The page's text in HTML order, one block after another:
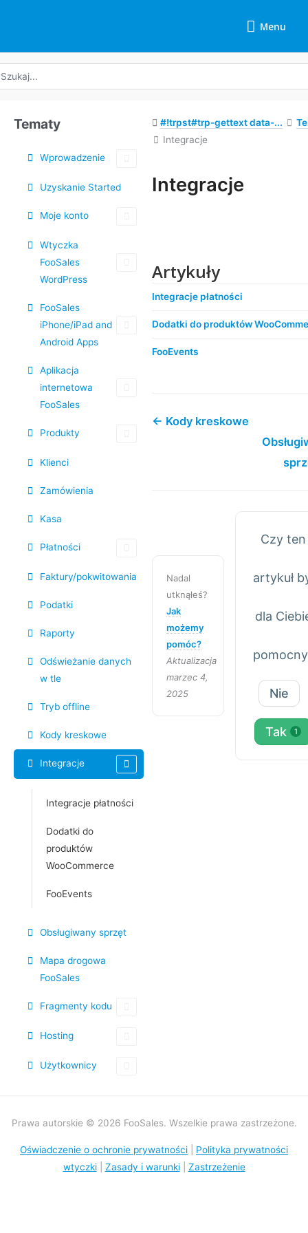
Menu
Menu
Tematy
Wprowadzenie
Uzyskanie Started
Moje konto
Wtyczka
FooSales
WordPress
FooSales
iPhone/iPad and
Android Apps
Aplikacja
internetowa
FooSales
Produkty
Klienci
Zamówienia
Kasa
Płatności
Faktury/pokwitowania
Podatki
Raporty
Odświeżanie danych
w tle
Tryb offline
Kody kreskowe
Integracje
Integracje płatności
Dodatki do
produktów
WooCommerce
FooEvents
Obsługiwany sprzęt
Mapa drogowa
FooSales
Fragmenty kodu
Hosting
Użytkownicy
#!trpst#trp-gettext data-...
Integracje
Integracje
Artykuły
Integracje płatności
Dodatki do produktów
FooEvents
← Kody kreskowe
Nadal
utknąłeś?
Jak
możemy
pomóc?
Aktualizacja
marzec 4,
2025
Czy ten
artykuł
dla
Nie
Tak 1
Prawa autorskie © 2026 FooSales. Wszelkie prawa zastrzeżone.
Oświadczenie o ochronie prywatności
Polityka prywatności
wtyczki| Zasady i warunki| Zastrzeżenie